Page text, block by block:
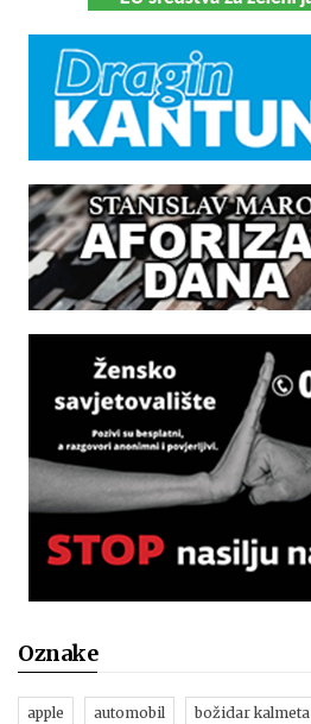
Oznake
apple automobil božidar kalmeta